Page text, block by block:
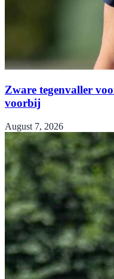
Zware tegenvaller
voorbij
August 7, 2026